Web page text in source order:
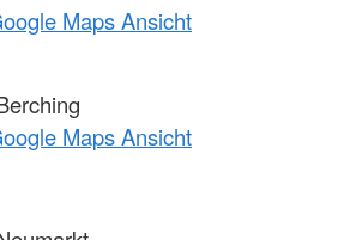
Maps Ansicht
Maps Ansicht